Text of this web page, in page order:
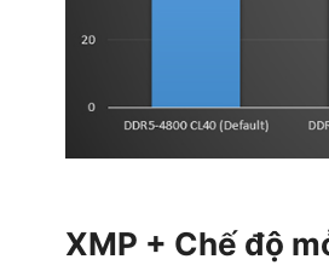
XMP + Chế độ